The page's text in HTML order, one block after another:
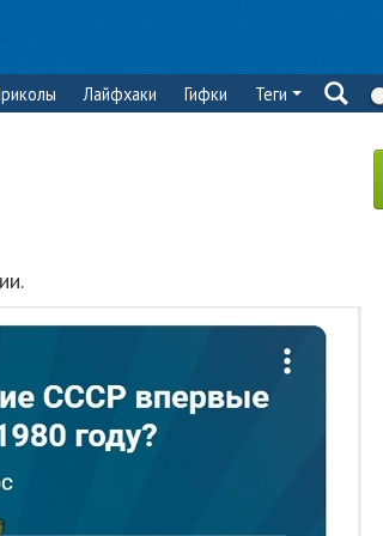
Лайфхаки Гифки Теги